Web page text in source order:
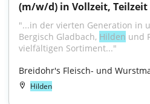
(m/w/d) in Vollzeit,
"...in der vierten Generation in
Bergisch Gladbach, Hilden und
vielfältigen Sortiment..."
Breidohr's Fleisch- und
Hilden